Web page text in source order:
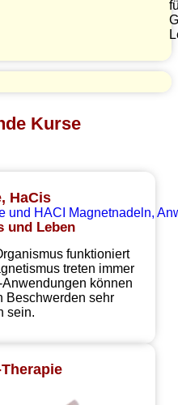
Kurse
HaCis
und Leben
funktioniert
treten immer
können
Beschwerden sehr
sein.